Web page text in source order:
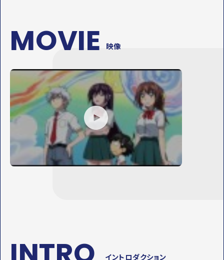
MOVIE 映像
P
E
イントロダクション